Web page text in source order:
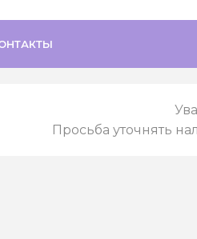
Просьба уточнять